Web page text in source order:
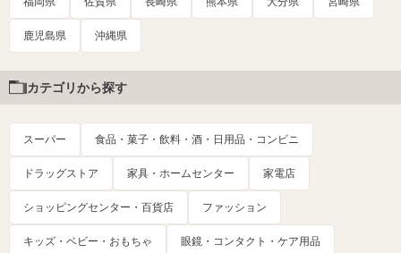
鹿児島県 沖縄県
カテゴリから探す
スーパー 食品・菓子・飲料・酒・日用品・コンビニ
ドラッグストア 家具・ホームセンター 家電店
ショッピングセンター・百貨店 ファッション
キッズ・ベビー・おもちゃ 眼鏡・コンタクト・ケア用品